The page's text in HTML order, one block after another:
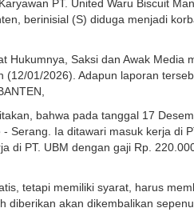
PT. United Waru Biscuit
berinisial (S) diduga menjadi
Hukumnya, Saksi dan Awak Media
01/2026). Adapun laporan
bahwa pada tanggal 17
Serang. Ia ditawari masuk kerja di
di PT. UBM dengan gaji Rp.
tetapi memiliki syarat, harus
diberikan akan dikembalikan